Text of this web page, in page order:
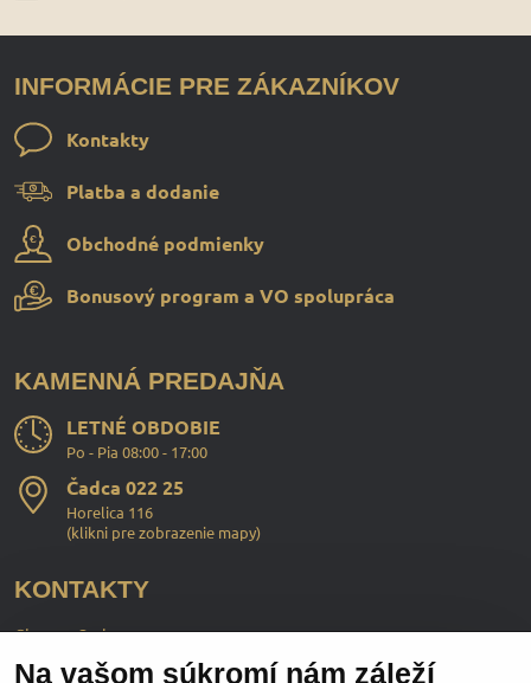
INFORMÁCIE PRE ZÁKAZNÍKOV
Kontakty
Platba a dodanie
Obchodné podmienky
Bonusový program a VO spolupráca
KAMENNÁ PREDAJŇA
LETNÉ OBDOBIE
Po - Pia 08:00 - 17:00
Čadca 022 25
Horelica 116
(klikni pre zobrazenie mapy)
KONTAKTY
ChopperStyle s.r.o.
Ing. Martin Murčo
Na vašom súkromí nám záleží